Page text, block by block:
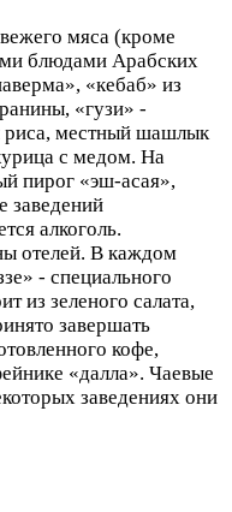
мяса (кроме
блюдами Арабских
«кебаб» из
«гузи» -
риса, местный шашлык
с медом. На
пирог «эш-асая»,
заведений
алкоголь.
отелей. В каждом
- специального
из зеленого салата,
завершать
кофе,
«далла». Чаевые
заведениях они